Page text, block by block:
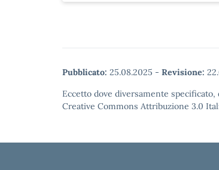
Pubblicato: 25.08.2025 - Revisione:
Eccetto dove diversamente
Creative Commons Attribuzione 3.0